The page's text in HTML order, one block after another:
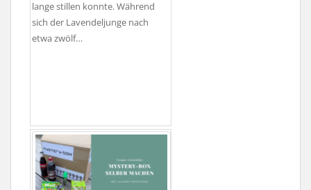
lange stillen konnte. Während
sich der Lavendeljunge nach
etwa zwölf…